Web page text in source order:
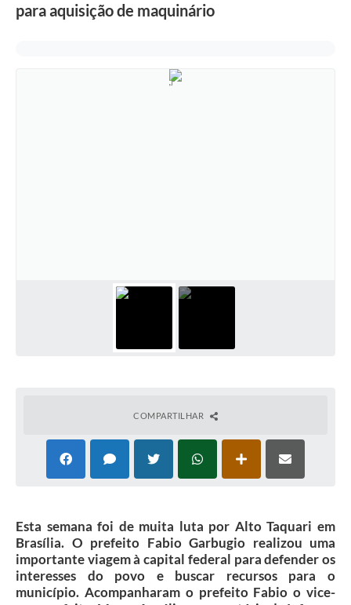
para aquisição de maquinário
COMPARTILHAR
Esta semana foi de muita luta por Alto Taquari em
Brasília. O prefeito Fabio Garbugio realizou uma
importante viagem à capital federal para defender os
interesses do povo e buscar recursos para o
município. Acompanharam o prefeito Fabio o vice-